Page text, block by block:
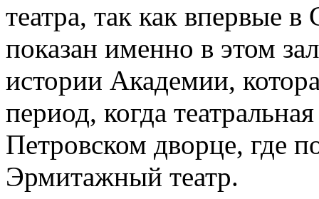
театра, так как впервые
показан именно в этом
истории Академии,
период, когда
Петровском дворце, где
Эрмитажный театр.